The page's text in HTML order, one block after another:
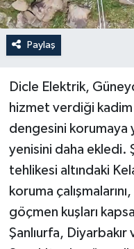
Paylaş
Dicle Elektrik,
hizmet verdiği
dengesini korumaya
yenisini daha ekledi.
tehlikesi altındaki
koruma
göçmen kuşları
Şanlıurfa, Diyarbakır